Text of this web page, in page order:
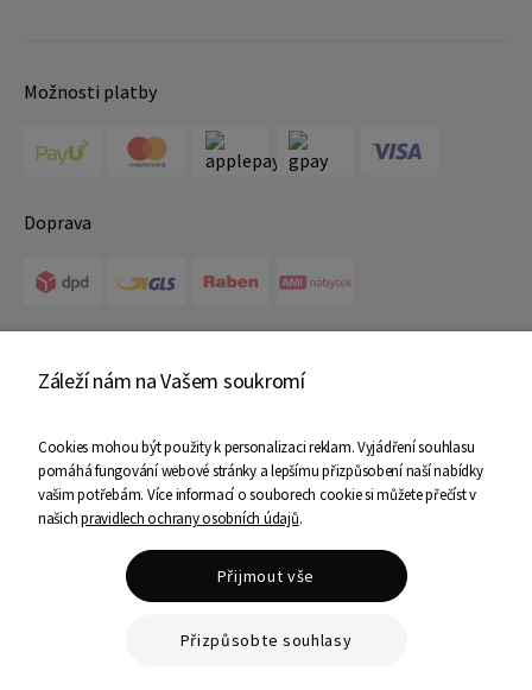
Možnosti platby
Doprava
Copyright © 2025 Ami Nábytek - Všechna práva vyhrazena
Shoper Premium
Záleží nám na Vašem soukromí
Cookies mohou být použity k personalizaci reklam. Vyjádření souhlasu
pomáhá fungování webové stránky a lepšímu přizpůsobení naší nabídky
vašim potřebám. Více informací o souborech cookie si můžete přečíst v
našichpravidlech ochrany osobních údajů.
Přizpůsobte souhlasy
Přijmout vše